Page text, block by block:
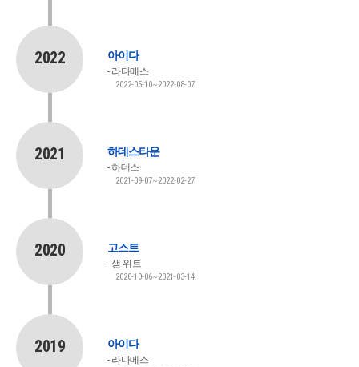
2022 아이다
라다메스
2022-05-10~2022-08-07
2021 하데스타운
하데스
2021-09-07~2022-02-27
2020 고스트
샘 위트
2020-10-06~2021-03-14
2019 아이다
라다메스